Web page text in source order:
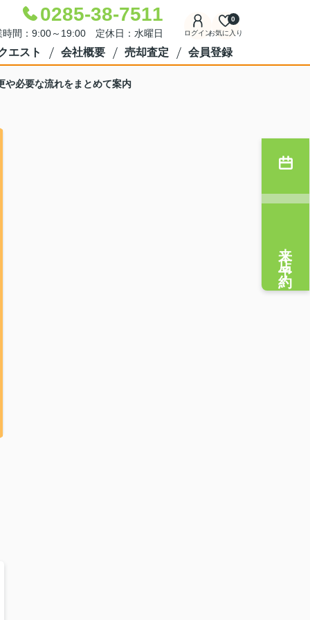
0285-38-7511
時間：9:00～19:00 定休日：水曜日 ログインお気に入り
0
エスト 会社概要 売却査定 会員登録
や必要な流れをまとめて案内
来店予約